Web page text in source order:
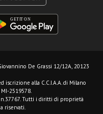
De Grassi 12/12A, 20123
iscrizione alla C.C.I.A.A. di Milano
MI-2519578.
Tutti i diritti di proprietà
riservati.